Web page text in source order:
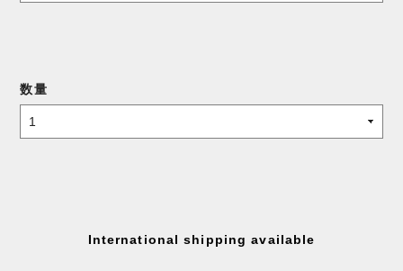
数量
International shipping available